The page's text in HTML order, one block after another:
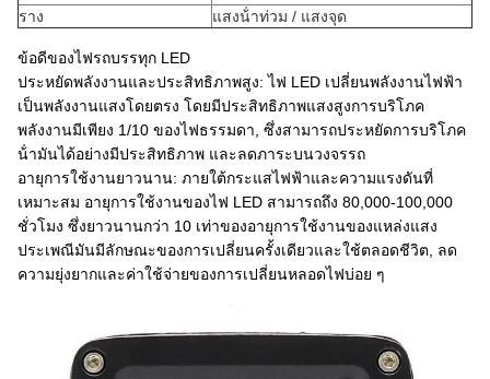
ราง
แสงน้ําท่วม / แสงจุด
ข้อดีของไฟรถบรรทุก LED
ประหยัดพลังงานและประสิทธิภาพสูง: ไฟ LED เปลี่ยนพลังงานไฟฟ้า
เป็นพลังงานแสงโดยตรง โดยมีประสิทธิภาพแสงสูงการบริโภค
พลังงานมีเพียง 1/10 ของไฟธรรมดา, ซึ่งสามารถประหยัดการบริโภค
น้ํามันได้อย่างมีประสิทธิภาพ และลดภาระบนวงจรรถ
อายุการใช้งานยาวนาน: ภายใต้กระแสไฟฟ้าและความแรงดันที่
เหมาะสม อายุการใช้งานของไฟ LED สามารถถึง 80,000-100,000
ชั่วโมง ซึ่งยาวนานกว่า 10 เท่าของอายุการใช้งานของแหล่งแสง
ประเพณีมันมีลักษณะของการเปลี่ยนครั้งเดียวและใช้ตลอดชีวิต, ลด
ความยุ่งยากและค่าใช้จ่ายของการเปลี่ยนหลอดไฟบ่อย ๆ